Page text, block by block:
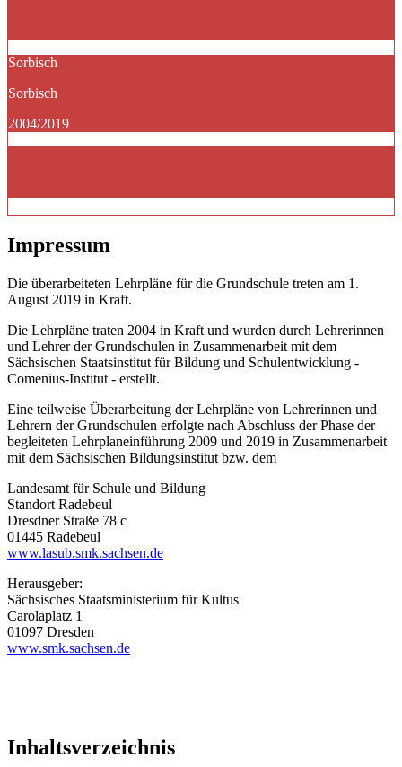
Sorbisch
Sorbisch
2004/2019
Impressum
Die überarbeiteten Lehrpläne für die Grundschule treten am 1.
August 2019 in Kraft.
Die Lehrpläne traten 2004 in Kraft und wurden durch Lehrerinnen
und Lehrer der Grundschulen in Zusammenarbeit mit dem
Sächsischen Staatsinstitut für Bildung und Schulentwicklung -
Comenius-Institut - erstellt.
Eine teilweise Überarbeitung der Lehrpläne von Lehrerinnen und
Lehrern der Grundschulen erfolgte nach Abschluss der Phase der
begleiteten Lehrplaneinführung 2009 und 2019 in Zusammenarbeit
mit dem Sächsischen Bildungsinstitut bzw. dem
Landesamt für Schule und Bildung
Standort Radebeul
Dresdner Straße 78 c
01445 Radebeul
www.lasub.smk.sachsen.de
Herausgeber:
Sächsisches Staatsministerium für Kultus
Carolaplatz 1
01097 Dresden
www.smk.sachsen.de
Inhaltsverzeichnis